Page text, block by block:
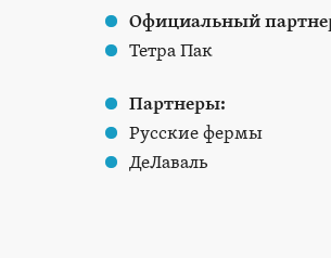
Официальный
Тетра Пак
Партнеры:
Русские фермы
ДеЛаваль